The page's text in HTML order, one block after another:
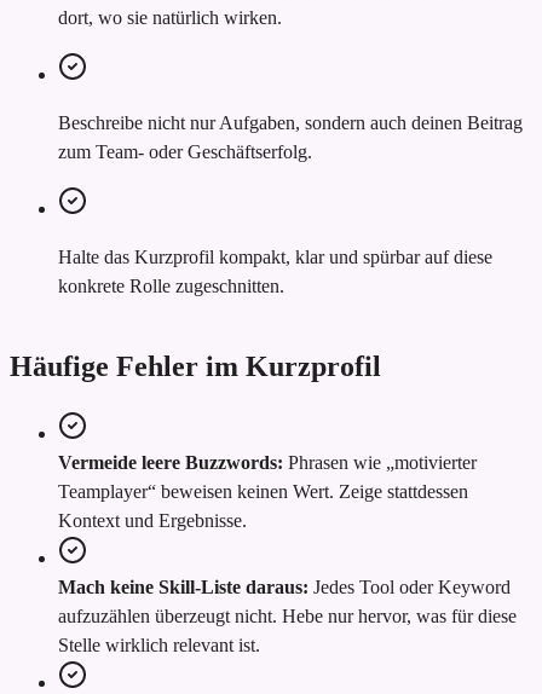
dort, wo sie natürlich wirken.
Beschreibe nicht nur Aufgaben, sondern auch deinen Beitrag
zum Team- oder Geschäftserfolg.
Halte das Kurzprofil kompakt, klar und spürbar auf diese
konkrete Rolle zugeschnitten.
Häufige Fehler im Kurzprofil
Vermeide leere Buzzwords: Phrasen wie „motivierter
Teamplayer“ beweisen keinen Wert. Zeige stattdessen
Kontext und Ergebnisse.
Mach keine Skill-Liste daraus: Jedes Tool oder Keyword
aufzuzählen überzeugt nicht. Hebe nur hervor, was für diese
Stelle wirklich relevant ist.